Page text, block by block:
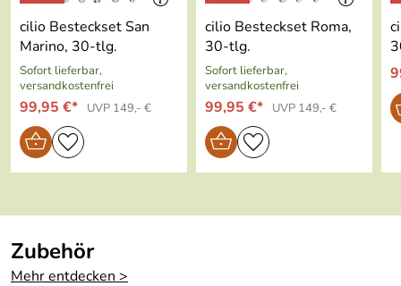
Hersteller: Cilio tisch-accessoires GmbH, Höhscheider
Weg 29, 42699 Solingen, service@cilio.de
glasierter Boden
bei ca. 1.300 °C gebrannt
cilio Besteckset San
Marino, 30-tlg.
Sofort lieferbar,
versandkostenfrei
99,95 €* UVP 149,- €
cilio Besteckset Roma,
30-tlg.
Sofort lieferbar,
versandkostenfrei
99,95 €* UVP 149,- €
Zubehör
Mehr entdecken >